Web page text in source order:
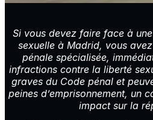
Si vous devez faire face à
sexuelle à Madrid, vous
pénale spécialisée,
infractions contre la liberté
graves du Code pénal et
peines d’emprisonnement, un
impact sur la